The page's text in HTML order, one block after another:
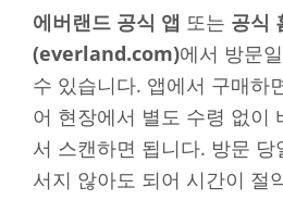
에버랜드 공식 앱 또는 공식
(everland.com)에서 방문
수 있습니다. 앱에서 구매하
어 현장에서 별도 수령 없이
서 스캔하면 됩니다. 방문
서지 않아도 되어 시간이 절